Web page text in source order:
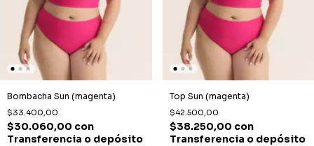
Bombacha Sun (magenta)
$33.400,00
$30.060,00 con
Transferencia o depósito
Top Sun (magenta)
$42.500,00
$38.250,00 con
Transferencia o depósito